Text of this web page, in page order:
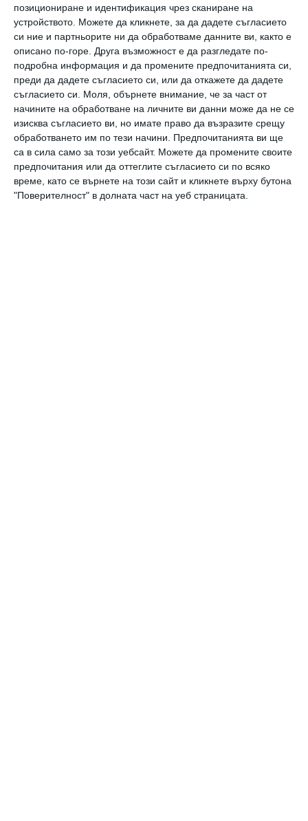
позициониране и идентификация чрез сканиране на
устройството. Можете да кликнете, за да дадете съгласието
си ние и партньорите ни да обработваме данните ви, както е
описано по-горе. Друга възможност е да разгледате по-
подробна информация и да промените предпочитанията си,
преди да дадете съгласието си, или да откажете да дадете
съгласието си. Моля, обърнете внимание, че за част от
начините на обработване на личните ви данни може да не се
изисква съгласието ви, но имате право да възразите срещу
обработването им по тези начини. Предпочитанията ви ще
са в сила само за този уебсайт. Можете да промените своите
предпочитания или да оттеглите съгласието си по всяко
време, като се върнете на този сайт и кликнете върху бутона
"Поверителност" в долната част на уеб страницата.
През 80-те и 90-те години не само децата, но
и родителите, не бяха чували за този вид
разстройство. По простата причина, че не
обръщаха много внимание на твърде
стриктната хигиена – на играчките,
игралните пространства, а понякога и на
ръцете на децата.
Е, малчуганите миеха ръцете си, но никой не
правеше драма, ако те не са и